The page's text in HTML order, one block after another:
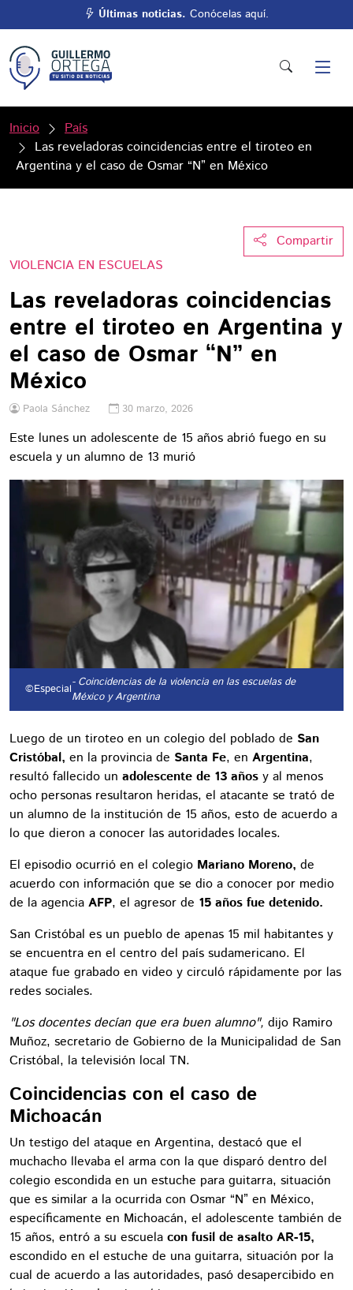
Últimas noticias. Conócelas aquí.
Inicio
País
Las reveladoras coincidencias entre el tiroteo en
Argentina y el caso de Osmar “N” en México
Compartir
VIOLENCIA EN ESCUELAS
Las reveladoras coincidencias
entre el tiroteo en Argentina y
el caso de Osmar “N” en
México
Paola Sánchez 30 marzo, 2026
Este lunes un adolescente de 15 años abrió fuego en su
escuela y un alumno de 13 murió
©Especial- Coincidencias de la violencia en las escuelas de
México y Argentina
Luego de un tiroteo en un colegio del poblado de San
Cristóbal, en la provincia de Santa Fe, en Argentina,
resultó fallecido un adolescente de 13 años y al menos
ocho personas resultaron heridas, el atacante se trató de
un alumno de la institución de 15 años, esto de acuerdo a
lo que dieron a conocer las autoridades locales.
El episodio ocurrió en el colegio Mariano Moreno, de
acuerdo con información que se dio a conocer por medio
de la agencia AFP, el agresor de 15 años fue detenido.
San Cristóbal es un pueblo de apenas 15 mil habitantes y
se encuentra en el centro del país sudamericano. El
ataque fue grabado en video y circuló rápidamente por las
redes sociales.
"Los docentes decían que era buen alumno", dijo Ramiro
Muñoz, secretario de Gobierno de la Municipalidad de San
Cristóbal, la televisión local TN.
Coincidencias con el caso de
Michoacán
Un testigo del ataque en Argentina, destacó que el
muchacho llevaba el arma con la que disparó dentro del
colegio escondida en un estuche para guitarra, situación
que es similar a la ocurrida con Osmar “N” en México,
específicamente en Michoacán, el adolescente también de
15 años, entró a su escuela con fusil de asalto AR-15,
escondido en el estuche de una guitarra, situación por la
cual de acuerdo a las autoridades, pasó desapercibido en